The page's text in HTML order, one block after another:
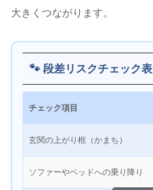
大きくつながります。
🐾 段差リスクチェック表
チェック項目
玄関の上がり框（かまち）
ソファーやベッドへの乗り降り